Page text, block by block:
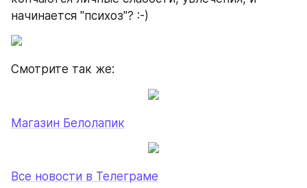
начинается "психоз"? :-)
Смотрите так же:
Магазин Белолапик
Все новости в Телеграме